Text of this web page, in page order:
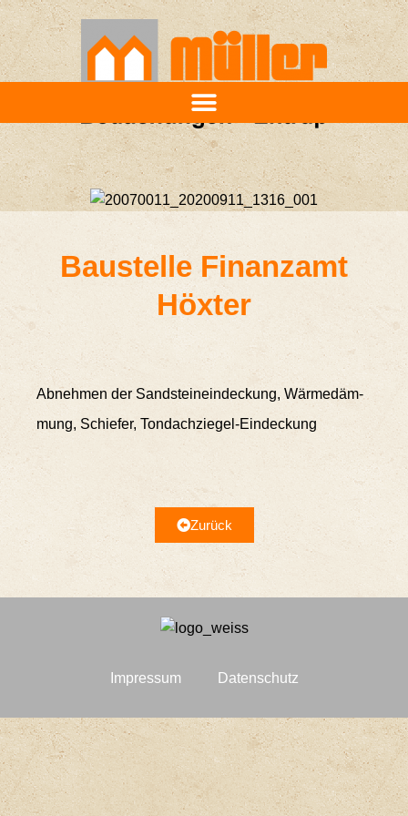
Bau­stel­le Finanz­amt
Höxter
Abneh­men der Sand­stein­ein­de­ckung, Wär­me­däm­
mung, Schie­fer, Tondachziegel-Eindeckung
Zurück
Impres­sum Daten­schutz